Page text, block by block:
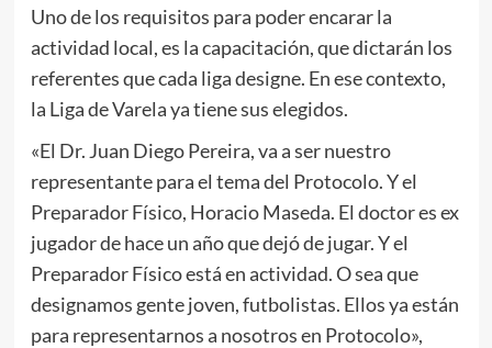
Uno de los requisitos para poder encarar la
actividad local, es la capacitación, que dictarán los
referentes que cada liga designe. En ese contexto,
la Liga de Varela ya tiene sus elegidos.
«El Dr. Juan Diego Pereira, va a ser nuestro
representante para el tema del Protocolo. Y el
Preparador Físico, Horacio Maseda. El doctor es ex
jugador de hace un año que dejó de jugar. Y el
Preparador Físico está en actividad. O sea que
designamos gente joven, futbolistas. Ellos ya están
para representarnos a nosotros en Protocolo»,